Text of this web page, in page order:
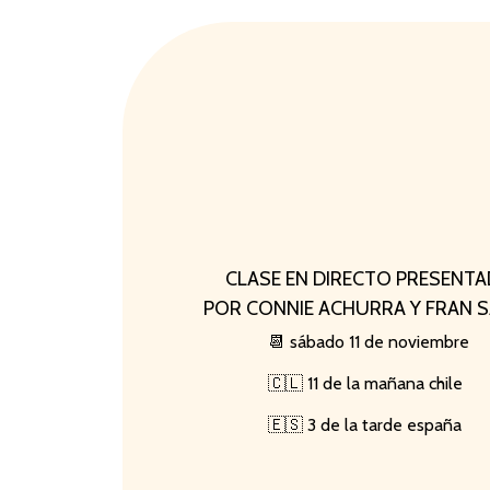
CLASE EN DIRECTO
POR CONNIE ACHURRA Y FRAN
📆 sábado 11 de noviembre
🇨🇱 11 de la mañana chile
🇪🇸 3 de la tarde españa